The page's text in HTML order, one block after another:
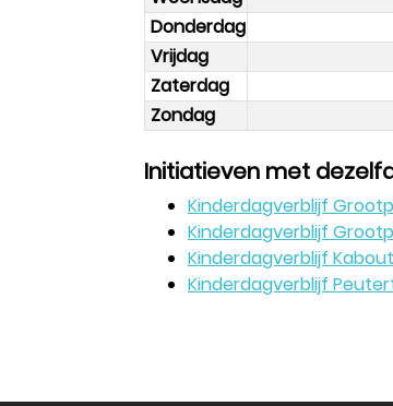
Donderdag
Vrijdag
Zaterdag
Zondag
Initiatieven met
Kinderdagverblijf
Kinderdagverblijf
Kinderdagverblijf
Kinderdagverblijf